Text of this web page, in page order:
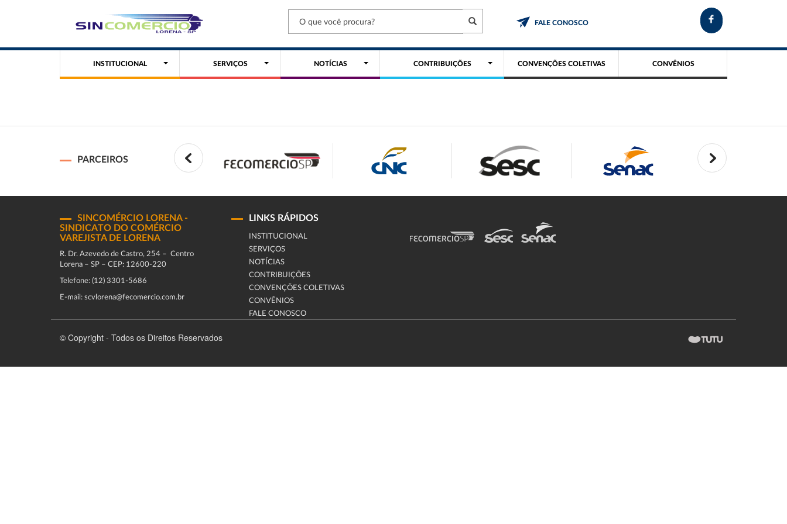
FALE CONOSCO
INSTITUCIONAL SERVIÇOS NOTÍCIAS CONTRIBUIÇÕES CONVENÇÕES COLETIVAS CONVÊNIOS
PARCEIROS
SINCOMÉRCIO LORENA -
SINDICATO DO COMÉRCIO
VAREJISTA DE LORENA
R. Dr. Azevedo de Castro, 254 – Centro
Lorena – SP – CEP: 12600-220
Telefone: (12) 3301-5686
E-mail: scvlorena@fecomercio.com.br
LINKS RÁPIDOS
INSTITUCIONAL
SERVIÇOS
NOTÍCIAS
CONTRIBUIÇÕES
CONVENÇÕES COLETIVAS
CONVÊNIOS
FALE CONOSCO
© Copyright - Todos os Direitos Reservados